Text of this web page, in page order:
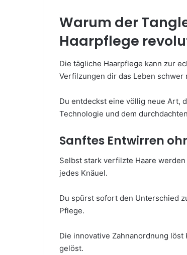
Warum der
Haarpflege
Die tägliche Haarpflege kann zur
Verfilzungen dir das Leben
Du entdeckst eine völlig neue Art,
Technologie und dem
Sanftes Entwirren
Selbst stark verfilzte Haare
jedes Knäuel.
Du spürst sofort den Unterschied
Pflege.
Die innovative Zahnanordnung
gelöst.